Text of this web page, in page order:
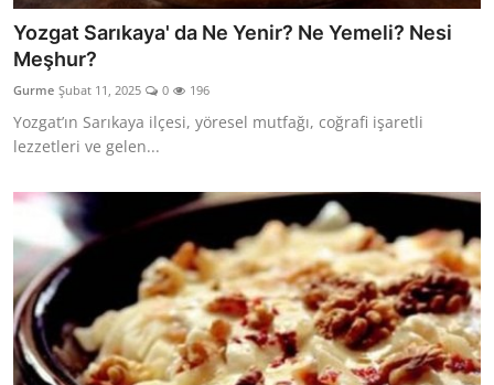
Yozgat Sarıkaya' da Ne Yenir? Ne Yemeli? Nesi
Meşhur?
Gurme Şubat 11, 2025 0 196
Yozgat’ın Sarıkaya ilçesi, yöresel mutfağı, coğrafi işaretli
lezzetleri ve gelen...